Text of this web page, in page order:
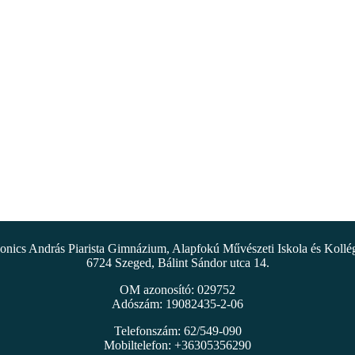
András Piarista Gimnázium, Alapfokú Művészeti Iskola és
6724 Szeged, Bálint Sándor utca 14.
OM azonosító: 029752
Adószám: 19082435-2-06
Telefonszám: 62/549-090
Mobiltelefon: +36305356290